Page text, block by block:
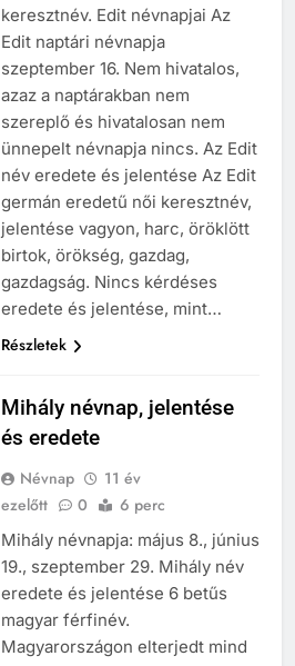
keresztnév. Edit névnapjai Az
Edit naptári névnapja
szeptember 16. Nem hivatalos,
azaz a naptárakban nem
szereplő és hivatalosan nem
ünnepelt névnapja nincs. Az Edit
név eredete és jelentése Az Edit
germán eredetű női keresztnév,
jelentése vagyon, harc, öröklött
birtok, örökség, gazdag,
gazdagság. Nincs kérdéses
eredete és jelentése, mint…
Részletek
Mihály névnap, jelentése
és eredete
Névnap
11 év
ezelőtt
0 6 perc
Mihály névnapja: május 8., június
19., szeptember 29. Mihály név
eredete és jelentése 6 betűs
magyar férfinév.
Magyarországon elterjedt mind